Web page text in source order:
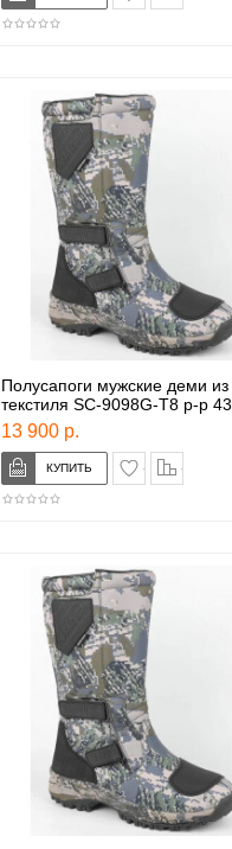
Полусапоги мужские деми из
текстиля SC-9098G-T8 р-р 43
13 900 р.
в закладки